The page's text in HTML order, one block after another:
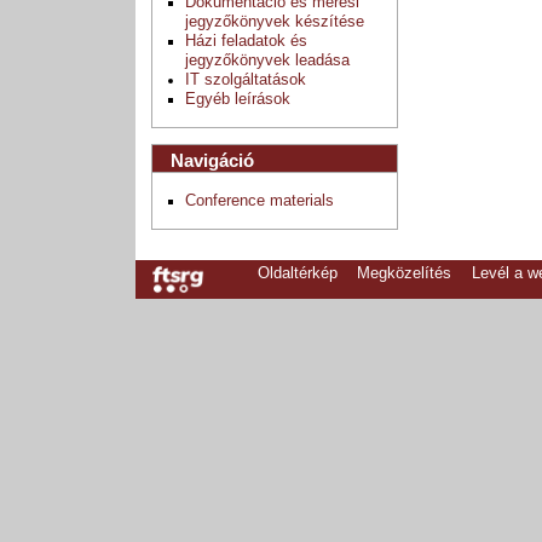
jegyzőkönyvek készítése
Házi feladatok és
jegyzőkönyvek leadása
IT szolgáltatások
Egyéb leírások
Navigáció
Conference materials
Oldaltérkép Megközelítés Levél a